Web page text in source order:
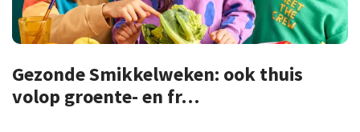
Gezonde Smikkelweken: ook thuis
volop groente- en fr…